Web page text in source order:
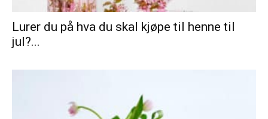
Lurer du på hva du skal kjøpe til henne til
jul?...